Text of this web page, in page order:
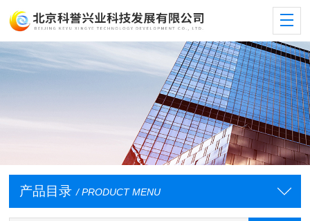
产品目录 / PRODUCT MENU